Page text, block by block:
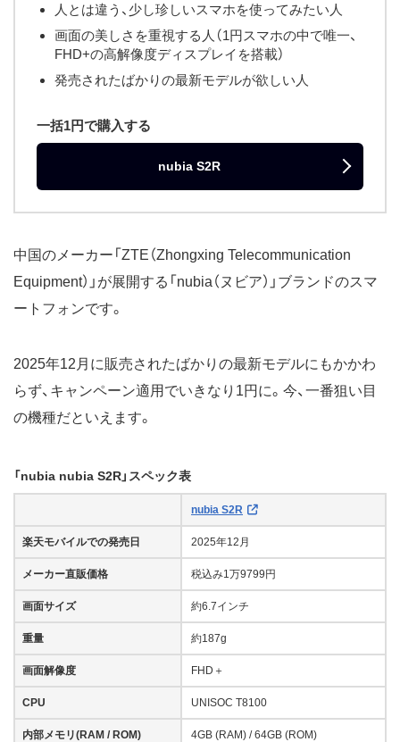
人とは違う、少し珍しいスマホを使ってみたい人
画面の美しさを重視する人（1円スマホの中で唯一、
FHD+の高解像度ディスプレイを搭載）
発売されたばかりの最新モデルが欲しい人
一括1円で購入する
nubia S2R
中国のメーカー「ZTE（Zhongxing Telecommunication
Equipment）」が展開する「nubia（ヌビア）」ブランドのスマ
ートフォンです。
2025年12月に販売されたばかりの最新モデルにもかかわ
らず、キャンペーン適用でいきなり1円に。今、一番狙い目
の機種だといえます。
「nubia nubia S2R」スペック表
nubia S2R
楽天モバイルでの発売日 2025年12月
メーカー直販価格 税込み1万9799円
画面サイズ 約6.7インチ
重量 約187g
画面解像度 FHD＋
CPU UNISOC T8100
内部メモリ(RAM / ROM) 4GB (RAM) / 64GB (ROM)